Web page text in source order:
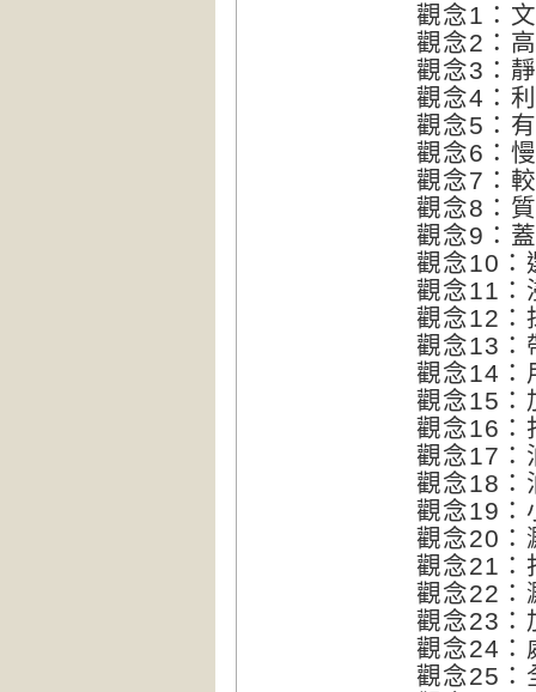
觀念1：
觀念2：
觀念3：
觀念4：
觀念5：
觀念6：
觀念7：
觀念8：
觀念9：
觀念10：
觀念11：
觀念12：
觀念13：
觀念14：
觀念15：
觀念16：
觀念17：
觀念18：
觀念19：
觀念20：
觀念21：
觀念22：
觀念23：
觀念24：
觀念25：